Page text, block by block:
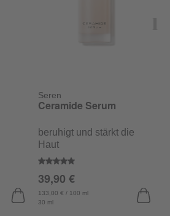
Seren
Durchschnittliche Bewertung
Ceramide Serum
beruhigt und stärkt die
Haut
30 ml
133,00 € / 100 ml
39,90 €